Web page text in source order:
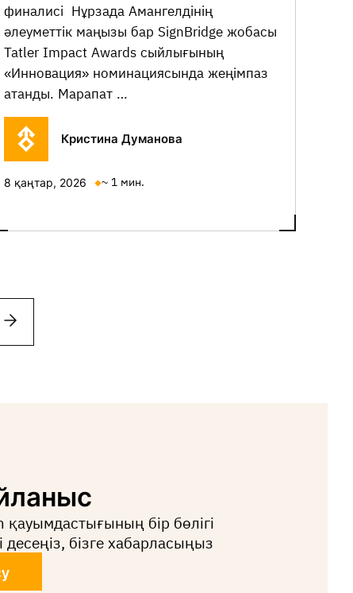
финалисі Нұрзада Амангелдінің
әлеуметтік маңызы бар SignBridge жобасы
Tatler Impact Awards сыйлығының
«Инновация» номинациясында жеңімпаз
атанды. Марапат …
Кристина Думанова
8 қаңтар, 2026 ~ 1 мин.
бір бөлігі
бізге хабарласыңыз